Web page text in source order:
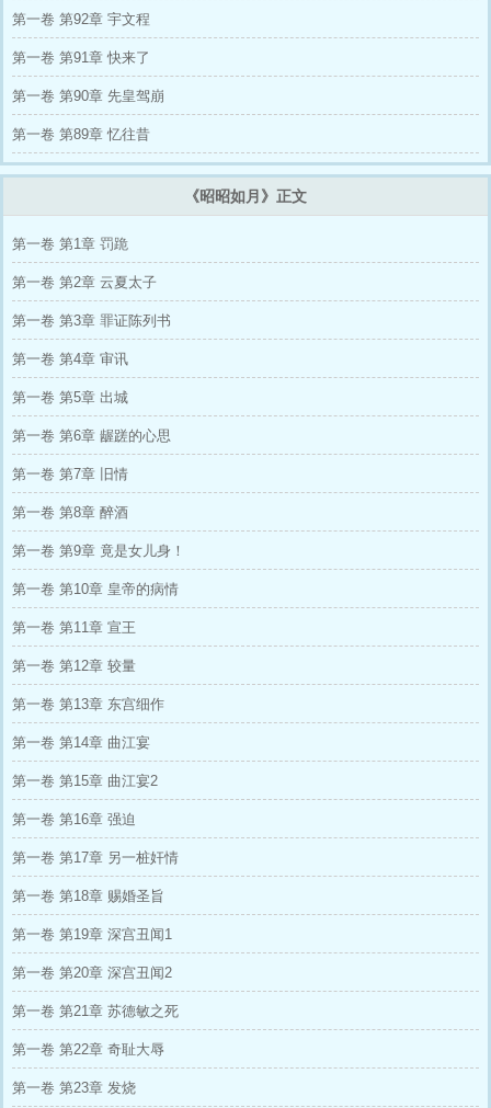
第一卷 第92章 宇文程
第一卷 第91章 快来了
第一卷 第90章 先皇驾崩
第一卷 第89章 忆往昔
《昭昭如月》正文
第一卷 第1章 罚跪
第一卷 第2章 云夏太子
第一卷 第3章 罪证陈列书
第一卷 第4章 审讯
第一卷 第5章 出城
第一卷 第6章 龌蹉的心思
第一卷 第7章 旧情
第一卷 第8章 醉酒
第一卷 第9章 竟是女儿身！
第一卷 第10章 皇帝的病情
第一卷 第11章 宣王
第一卷 第12章 较量
第一卷 第13章 东宫细作
第一卷 第14章 曲江宴
第一卷 第15章 曲江宴2
第一卷 第16章 强迫
第一卷 第17章 另一桩奸情
第一卷 第18章 赐婚圣旨
第一卷 第19章 深宫丑闻1
第一卷 第20章 深宫丑闻2
第一卷 第21章 苏德敏之死
第一卷 第22章 奇耻大辱
第一卷 第23章 发烧